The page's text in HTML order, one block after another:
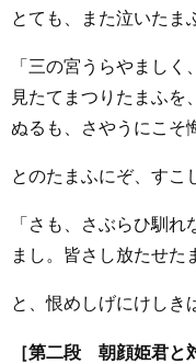
とても、また泣いたま
「三の宮うらやまし
見たてまつりたまふを
ぬるも、さやうにこそ
とのたまふにぞ、すこ
「さも、さぶらひ馴
まし。皆さし放たせた
と、恨めしげにけしき
［第二段 朝顔姫君と